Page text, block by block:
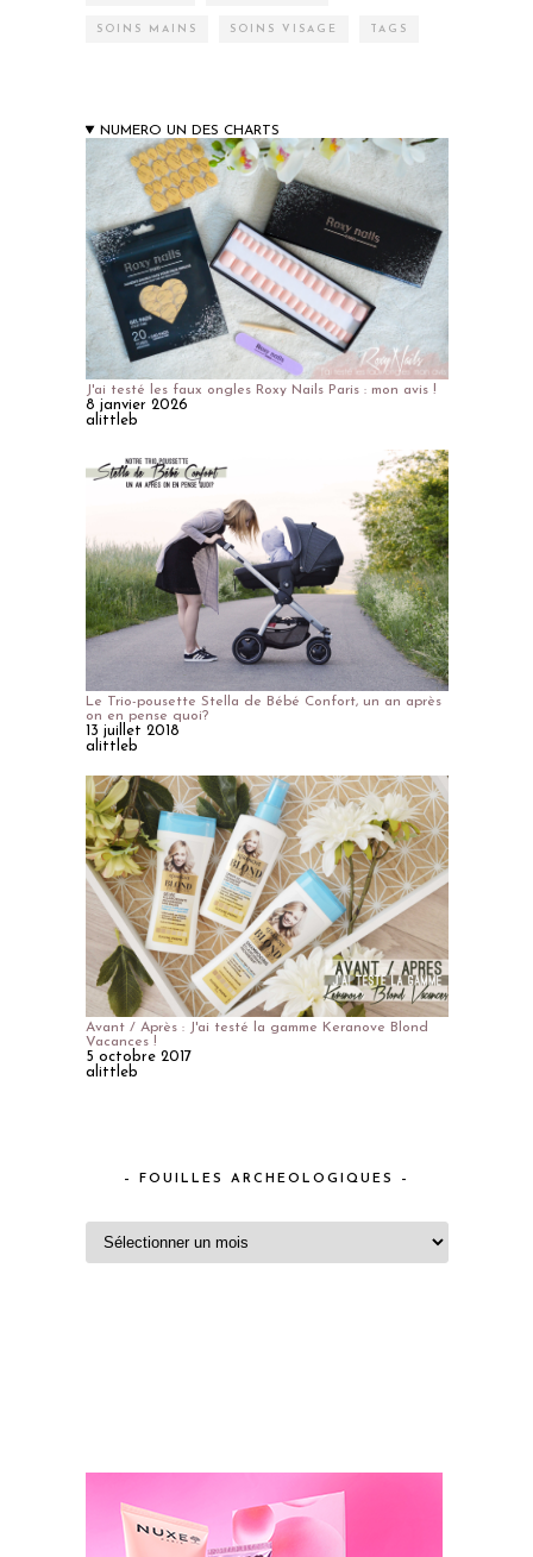
SOINS MAINS SOINS VISAGE TAGS
NUMERO UN DES CHARTS
J'ai testé les faux ongles Roxy Nails Paris : mon avis !
8 janvier 2026
alittleb
Le Trio-pousette Stella de Bébé Confort, un an après
on en pense quoi?
13 juillet 2018
alittleb
Avant / Après : J'ai testé la gamme Keranove Blond
Vacances !
5 octobre 2017
alittleb
– FOUILLES ARCHEOLOGIQUES –